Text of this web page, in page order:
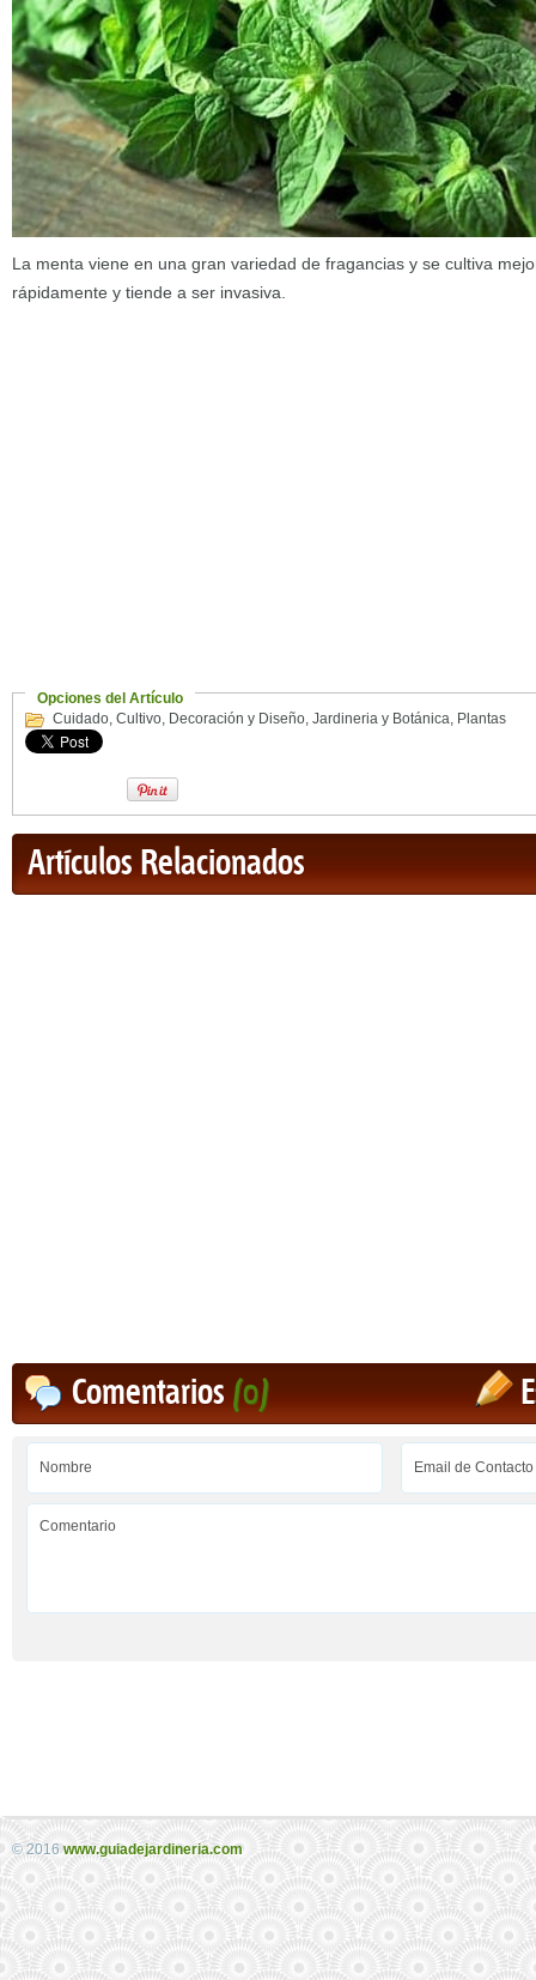
La menta viene en una gran variedad de fragancias y se cultiva
rápidamente y tiende a ser invasiva.
Opciones del Artículo
Cuidado, Cultivo, Decoración y Diseño, Jardineria y Botánica, Plantas
Artículos Relacionados
Comentarios(0)
© 2016www.guiadejardineria.com